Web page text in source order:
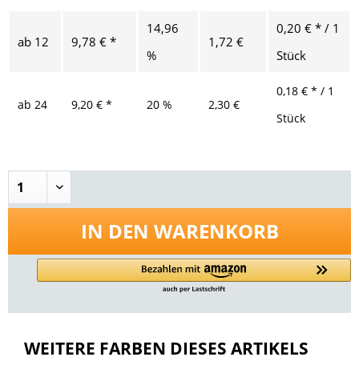
ab 12 9,78 € *
14,96
%
1,72 €
0,20 € * / 1
Stück
ab 24 9,20 € * 20 % 2,30 €
0,18 € * / 1
Stück
IN DEN WARENKORB
WEITERE FARBEN DIESES ARTIKELS